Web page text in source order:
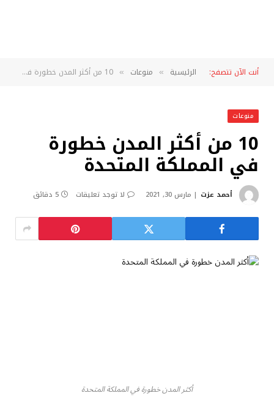
أنت الآن تتصفح: الرئيسية » منوعات » 10 من أكثر المدن خطورة في المملكة المتحدة
منوعات
10 من أكثر المدن خطورة
في المملكة المتحدة
أحمد عزت مارس 30, 2021 لا توجد تعليقات 5 دقائق
أكثر المدن خطورة في المملكة المتحدة